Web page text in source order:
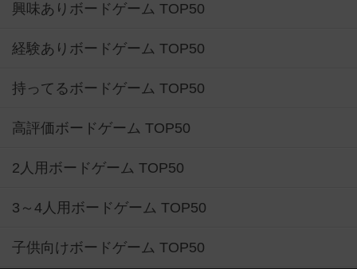
興味ありボードゲーム TOP50
経験ありボードゲーム TOP50
持ってるボードゲーム TOP50
高評価ボードゲーム TOP50
2人用ボードゲーム TOP50
3～4人用ボードゲーム TOP50
子供向けボードゲーム TOP50